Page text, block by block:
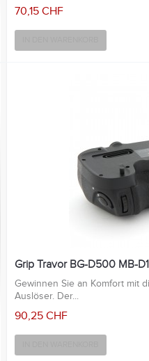
70,15 CHF
Grip Travor BG-D500 MB-
Gewinnen Sie an Komfort mit
Auslöser. Der...
90,25 CHF